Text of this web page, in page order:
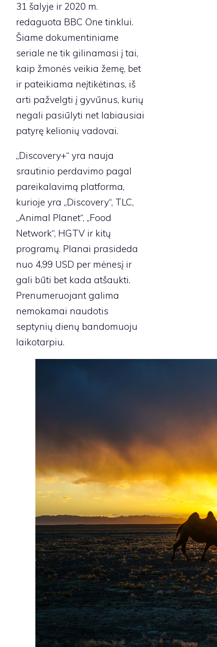
31 šalyje ir 2020 m.
redaguota BBC One tinklui.
Šiame dokumentiniame
seriale ne tik gilinamasi į tai,
kaip žmonės veikia žemę, bet
ir pateikiama neįtikėtinas, iš
arti pažvelgti į gyvūnus, kurių
negali pasiūlyti net labiausiai
patyrę kelionių vadovai.
„Discovery+“ yra nauja
srautinio perdavimo pagal
pareikalavimą platforma,
kurioje yra „Discovery“, TLC,
„Animal Planet“, „Food
Network“, HGTV ir kitų
programų. Planai prasideda
nuo 4,99 USD per mėnesį ir
gali būti bet kada atšaukti.
Prenumeruojant galima
nemokamai naudotis
septynių dienų bandomuoju
laikotarpiu.